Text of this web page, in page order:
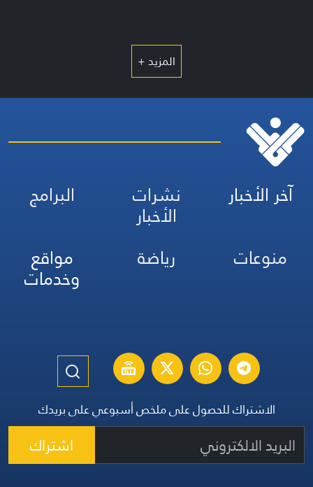
المزيد +
آخر الأخبار نشرات
الأخبار
البرامج
منوعات
رياضة مواقع
وخدمات
الاشتراك للحصول على ملخص أسبوعي على بريدك
اشتراك